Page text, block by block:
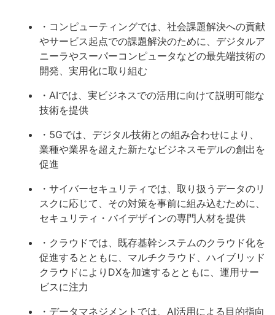
・コンピューティングでは、社会課題解決への貢献
やサービス起点での課題解決のために、デジタルア
ニーラやスーパーコンピュータなどの最先端技術の
開発、実用化に取り組む
・AIでは、実ビジネスでの活用に向けて説明可能な
技術を提供
・5Gでは、デジタル技術との組み合わせにより、
業種や業界を超えた新たなビジネスモデルの創出を
促進
・サイバーセキュリティでは、取り扱うデータのリ
スクに応じて、その対策を事前に組み込むために、
セキュリティ・バイデザインの専門人材を提供
・クラウドでは、既存基幹システムのクラウド化を
促進するとともに、マルチクラウド、ハイブリッド
クラウドによりDXを加速するとともに、運用サー
ビスに注力
・データマネジメントでは、AI活用による目的指向